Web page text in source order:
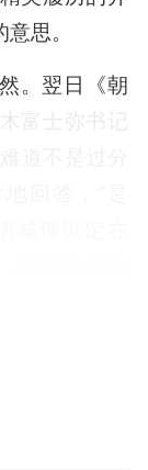
思。
。翌日《朝
道不是过分
回答，“是
到了抵制。
痛苦”的报
论影响”为